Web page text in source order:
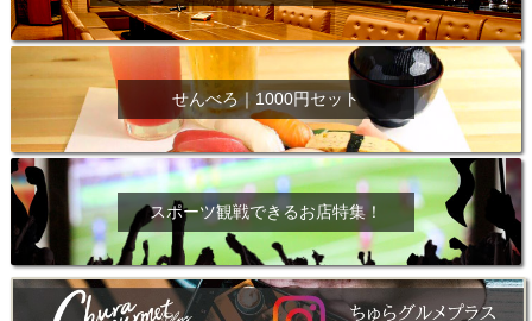
せんべろ｜1000円セット
スポーツ観戦できるお店特集！